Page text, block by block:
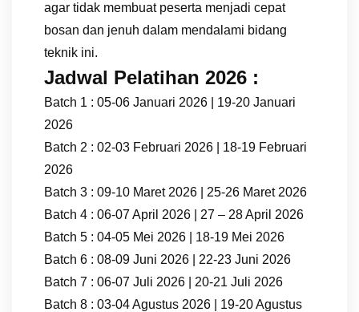
agar tidak membuat peserta menjadi cepat
bosan dan jenuh dalam mendalami bidang
teknik ini.
Jadwal Pelatihan 2026 :
Batch 1 : 05-06 Januari 2026 | 19-20 Januari
2026
Batch 2 : 02-03 Februari 2026 | 18-19 Februari
2026
Batch 3 : 09-10 Maret 2026 | 25-26 Maret 2026
Batch 4 : 06-07 April 2026 | 27 – 28 April 2026
Batch 5 : 04-05 Mei 2026 | 18-19 Mei 2026
Batch 6 : 08-09 Juni 2026 | 22-23 Juni 2026
Batch 7 : 06-07 Juli 2026 | 20-21 Juli 2026
Batch 8 : 03-04 Agustus 2026 | 19-20 Agustus